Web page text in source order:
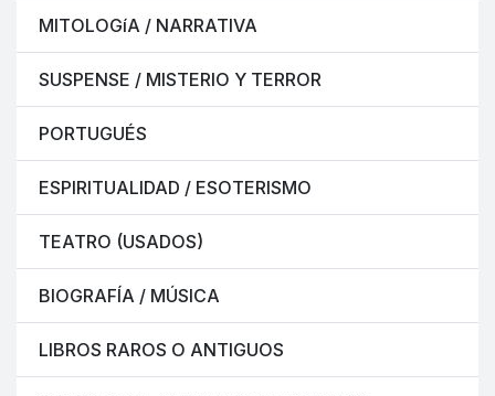
MITOLOGíA / NARRATIVA
SUSPENSE / MISTERIO Y TERROR
PORTUGUÉS
ESPIRITUALIDAD / ESOTERISMO
TEATRO (USADOS)
BIOGRAFÍA / MÚSICA
LIBROS RAROS O ANTIGUOS